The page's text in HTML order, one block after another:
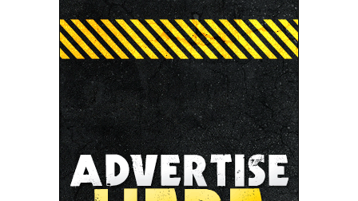
● तेंदुए के अवैध शिकार एवं तस्करी मामले में एमपी एसटीएसएफ ने
8वें शिकारी को किया गिरफ्तार
● मध्यप्रदेश पॉवर जनरेटिंग कम्पनी के निदेशक (वाणिज्य)
कार्यालय को मिला आईएसओ प्रमाणीकरण